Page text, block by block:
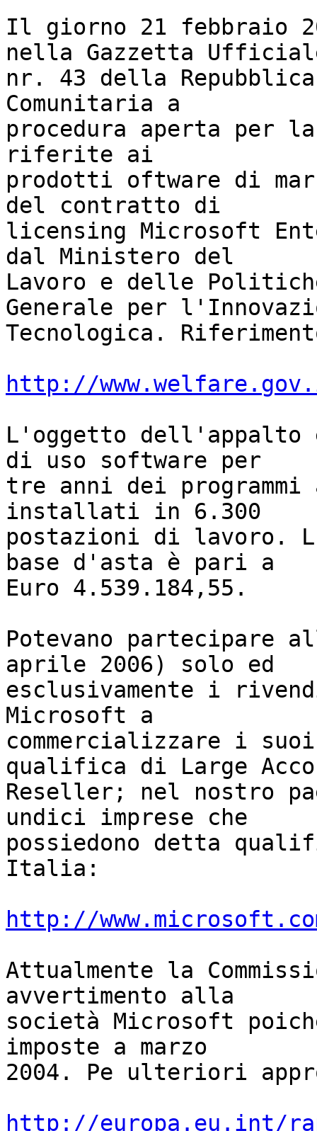
Il giorno 21 febbraio
nella Gazzetta
nr. 43 della
Comunitaria a
procedura aperta per
riferite ai
prodotti oftware di
del contratto di
licensing Microsoft
dal Ministero del
Lavoro e delle
Generale per
Tecnologica.
http://
L'oggetto
di uso software per
tre anni dei
installati in 6.300
postazioni di lavoro.
base d'asta è pari a
Euro 4.539.184,55.
Potevano partecipare
aprile 2006) solo ed
esclusivamente i
Microsoft a
commercializzare i
qualifica di Large
Reseller; nel nostro
undici imprese che
possiedono detta
Italia:
http://
Attualmente la
avvertimento alla
società Microsoft
imposte a marzo
2004. Pe ulteriori
http://europa.eu.int/